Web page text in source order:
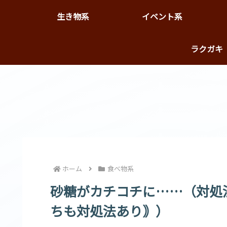
生き物系 イベント系
ラクガ
ホーム 食べ物系
砂糖がカチコチに……（対処
ちも対処法あり｠）